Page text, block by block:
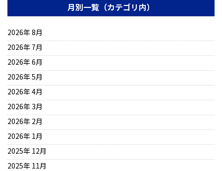
月別一覧（カテゴリ内）
2026年 8月
2026年 7月
2026年 6月
2026年 5月
2026年 4月
2026年 3月
2026年 2月
2026年 1月
2025年 12月
2025年 11月